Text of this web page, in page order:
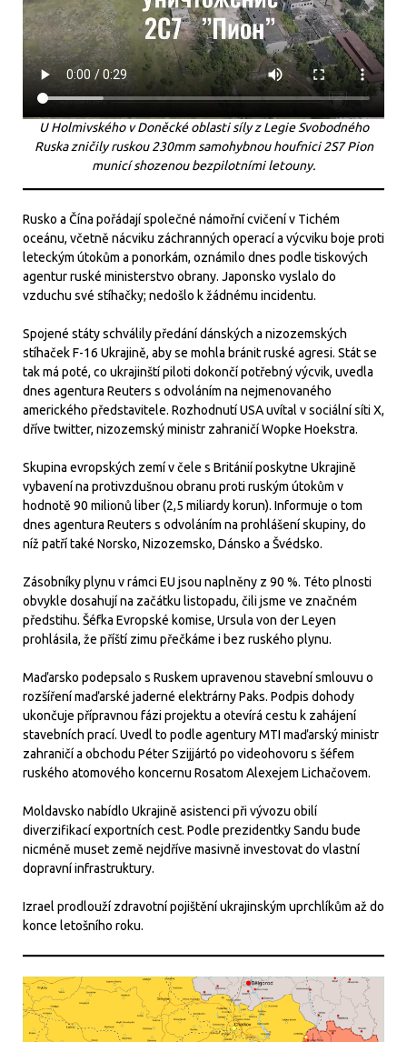
U Holmivského v Doněcké oblasti síly z Legie Svobodného
Ruska zničily ruskou 230mm samohybnou houfnici 2S7 Pion
municí shozenou bezpilotními letouny.
Rusko a Čína pořádají společné námořní cvičení v Tichém
oceánu, včetně nácviku záchranných operací a výcviku boje proti
leteckým útokům a ponorkám, oznámilo dnes podle tiskových
agentur ruské ministerstvo obrany. Japonsko vyslalo do
vzduchu své stíhačky; nedošlo k žádnému incidentu.
Spojené státy schválily předání dánských a nizozemských
stíhaček F-16 Ukrajině, aby se mohla bránit ruské agresi. Stát se
tak má poté, co ukrajinští piloti dokončí potřebný výcvik, uvedla
dnes agentura Reuters s odvoláním na nejmenovaného
amerického představitele. Rozhodnutí USA uvítal v sociální síti X,
dříve twitter, nizozemský ministr zahraničí Wopke Hoekstra.
Skupina evropských zemí v čele s Británií poskytne Ukrajině
vybavení na protivzdušnou obranu proti ruským útokům v
hodnotě 90 milionů liber (2,5 miliardy korun). Informuje o tom
dnes agentura Reuters s odvoláním na prohlášení skupiny, do
níž patří také Norsko, Nizozemsko, Dánsko a Švédsko.
Zásobníky plynu v rámci EU jsou naplněny z 90 %. Této plnosti
obvykle dosahují na začátku listopadu, čili jsme ve značném
předstihu. Šéfka Evropské komise, Ursula von der Leyen
prohlásila, že příští zimu přečkáme i bez ruského plynu.
Maďarsko podepsalo s Ruskem upravenou stavební smlouvu o
rozšíření maďarské jaderné elektrárny Paks. Podpis dohody
ukončuje přípravnou fázi projektu a otevírá cestu k zahájení
stavebních prací. Uvedl to podle agentury MTI maďarský ministr
zahraničí a obchodu Péter Szijjártó po videohovoru s šéfem
ruského atomového koncernu Rosatom Alexejem Lichačovem.
Moldavsko nabídlo Ukrajině asistenci při vývozu obilí
diverzifikací exportních cest. Podle prezidentky Sandu bude
nicméně muset země nejdříve masivně investovat do vlastní
dopravní infrastruktury.
Izrael prodlouží zdravotní pojištění ukrajinským uprchlíkům až do
konce letošního roku.